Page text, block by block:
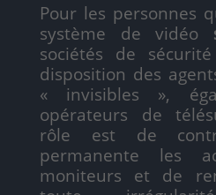
Pour les personnes
système de vidéo
sociétés de
disposition des
« invisibles »,
opérateurs de
rôle est de
permanente les
moniteurs et de